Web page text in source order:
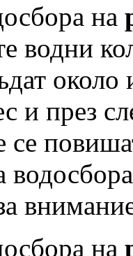
на
водни
и през
се
на